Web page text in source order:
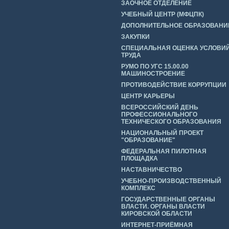
ЗАОЧНОЕ ОТДЕЛЕНИЕ
УЧЕБНЫЙ ЦЕНТР (МФЦПК)
ДОПОЛНИТЕЛЬНОЕ
ЗАКУПКИ
СПЕЦИАЛЬНАЯ ОЦЕНКА
ТРУДА
РУМО ПО УГС 15.00.00
МАШИНОСТРОЕНИЕ
ПРОТИВОДЕЙСТВИЕ КОРРУПЦИИ
ЦЕНТР КАРЬЕРЫ
ВСЕРОССИЙСКИЙ ДЕНЬ
ПРОФЕССИОНАЛЬНОГО
ТЕХНИЧЕСКОГО ОБРАЗОВАНИЯ
НАЦИОНАЛЬНЫЙ ПРОЕКТ
"ОБРАЗОВАНИЕ"
ФЕДЕРАЛЬНАЯ ПИЛОТНАЯ
ПЛОЩАДКА
НАСТАВНИЧЕСТВО
УЧЕБНО-ПРОИЗВОДСТВЕННЫЙ
КОМПЛЕКС
ГОСУДАРСТВЕННЫЕ ОРГАНЫ
ВЛАСТИ. ОРГАНЫ ВЛАСТИ
КИРОВСКОЙ ОБЛАСТИ
ИНТЕРНЕТ-ПРИЁМНАЯ